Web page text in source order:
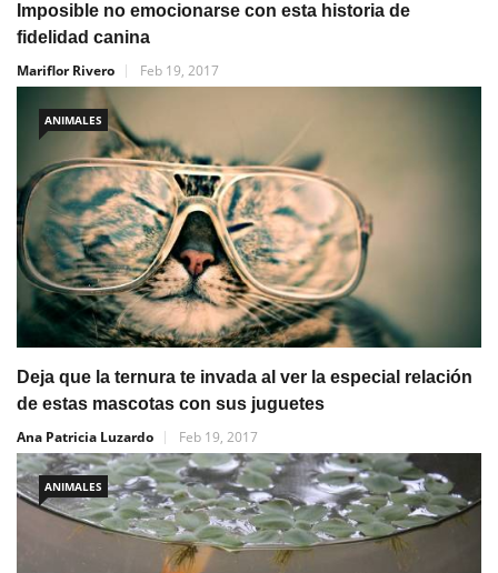
Imposible no emocionarse con esta historia de
fidelidad canina
Mariflor Rivero
Feb 19, 2017
ANIMALES
Deja que la ternura te invada al ver la especial relación
de estas mascotas con sus juguetes
Ana Patricia Luzardo
Feb 19, 2017
ANIMALES